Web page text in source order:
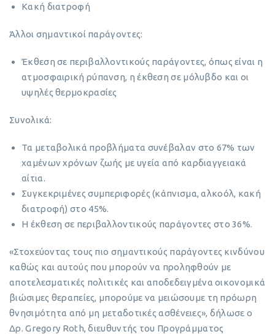
Κακή διατροφή
Άλλοι σημαντικοί παράγοντες:
Έκθεση σε περιβαλλοντικούς παράγοντες, όπως είναι η
ατμοσφαιρική ρύπανση, η έκθεση σε μόλυβδο και οι
υψηλές θερμοκρασίες
Συνολικά:
Τα μεταβολικά προβλήματα συνέβαλαν στο 67% των
χαμένων χρόνων ζωής με υγεία από καρδιαγγειακά
αίτια.
Συγκεκριμένες συμπεριφορές (κάπνισμα, αλκοόλ, κακή
διατροφή) στο 45%.
Η έκθεση σε περιβαλλοντικούς παράγοντες στο 36%.
«Στοχεύοντας τους πιο σημαντικούς παράγοντες κινδύνου
καθώς και αυτούς που μπορούν να προληφθούν με
αποτελεσματικές πολιτικές και αποδεδειγμένα οικονομικά
βιώσιμες θεραπείες, μπορούμε να μειώσουμε τη πρόωρη
θνησιμότητα από μη μεταδοτικές ασθένειες», δήλωσε ο
Δρ. Gregory Roth, διευθυντής του Προγράμματος